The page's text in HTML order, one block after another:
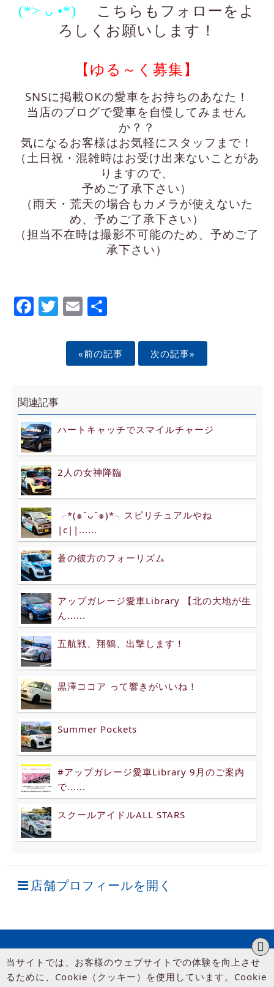
(*> ᴗ •*)ゞ
こちらもフォローをよ
ろしくお願いします！
【ゆる～く募集】
SNSに掲載OKの愛車をお持ちのあなた！
当店のブログで愛車を自慢してみません
か？？
気になるお客様はお気軽にスタッフまで！
（土日祝・混雑時はお受け出来ないことがあ
りますので、
予めご了承下さい）
（雨天・荒天の場合もカメラが使えないた
め、予めご了承下さい）
（担当不在時は撮影不可能のため、予めご了
承下さい）
Facebook
Twitter
EmailShare
«前の記事 次の記事»
関連記事
ハートキャッチでスマイルチャージ
2人の女神降臨
╭*(๑˘ᴗ˘๑)*╮スピリチュアルやね
|c||......
蒼の彼方のフォーリズム
アップガレージ愛車Library 【北の大地が生
ん......
五航戦、翔鶴、出撃します！
黒澤ココア って響きがいいね！
Summer Pockets
#アップガレージ愛車Library 9月のご案内
で......
スクールアイドルALL STARS
店舗プロフィールを開く
当サイトでは、お客様のウェブサイトでの体験を向上させ
るために、Cookie（クッキー）を使用しています。Cookie